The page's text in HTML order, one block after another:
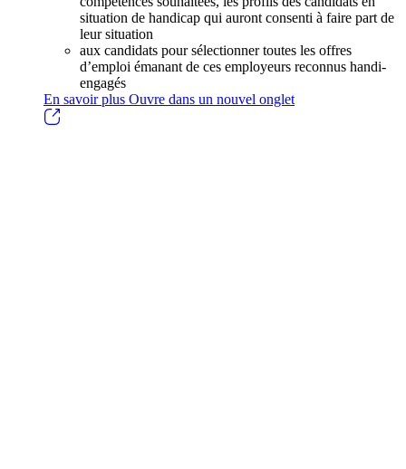
situation de handicap qui auront consenti à faire part de
leur situation
aux candidats pour sélectionner toutes les offres
d’emploi émanant de ces employeurs reconnus handi-
engagés
En savoir plus Ouvre dans un nouvel onglet